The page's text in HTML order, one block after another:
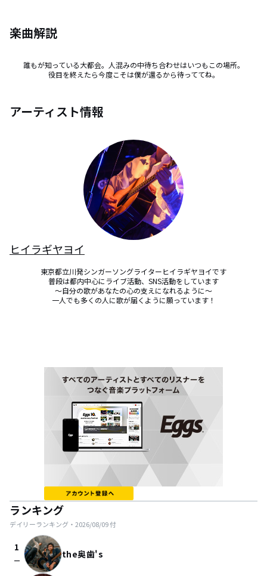
楽曲解説
誰もが知っている大都会。人混みの中待ち合わせはいつもこの場所。
役目を終えたら今度こそは僕が還るから待っててね。
アーティスト情報
ヒイラギヤヨイ
東京都立川発シンガーソングライターヒイラギヤヨイです
普段は都内中心にライブ活動、SNS活動をしています
〜自分の歌があなたの心の支えになれるように〜
一人でも多くの人に歌が届くように願っています！
ランキング
デイリーランキング・ 2026/08/09付
1
check_indeterminate_small the奥歯's